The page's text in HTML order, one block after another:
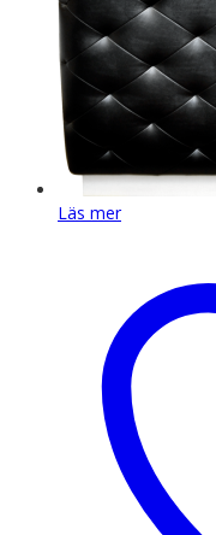
Läs mer